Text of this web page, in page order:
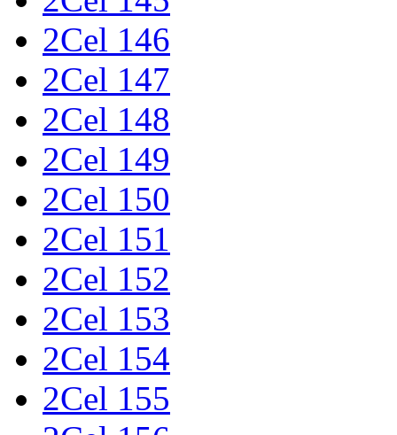
2Cel 146
2Cel 147
2Cel 148
2Cel 149
2Cel 150
2Cel 151
2Cel 152
2Cel 153
2Cel 154
2Cel 155